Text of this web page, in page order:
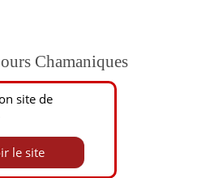
Chamaniques
site de
le site